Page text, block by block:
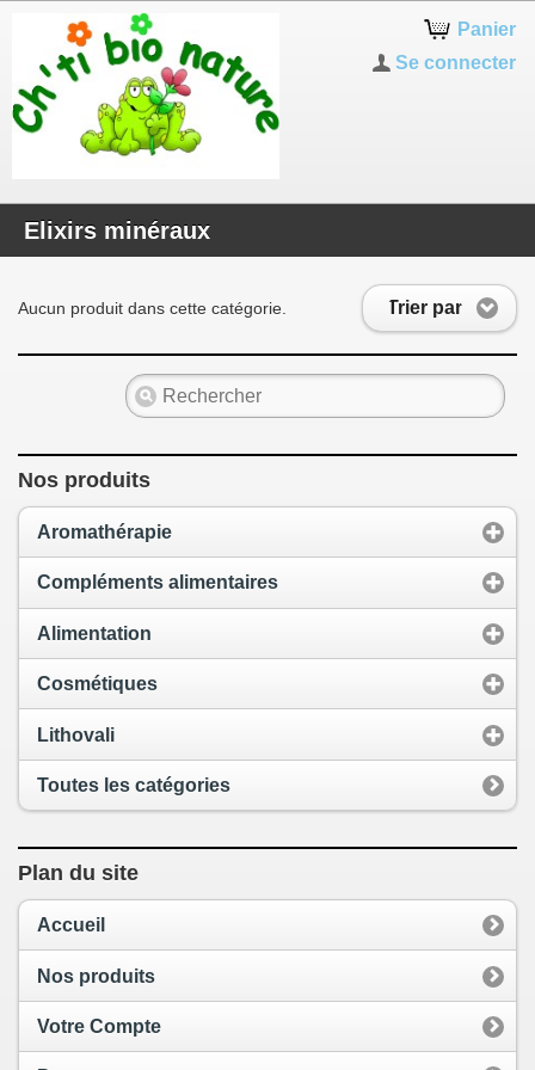
Panier
Se connecter
Elixirs minéraux
Trier par
Aucun produit dans cette catégorie.
Nos produits
Aromathérapie
Compléments alimentaires
Alimentation
Cosmétiques
Lithovali
Toutes les catégories
Plan du site
Accueil
Nos produits
Votre Compte